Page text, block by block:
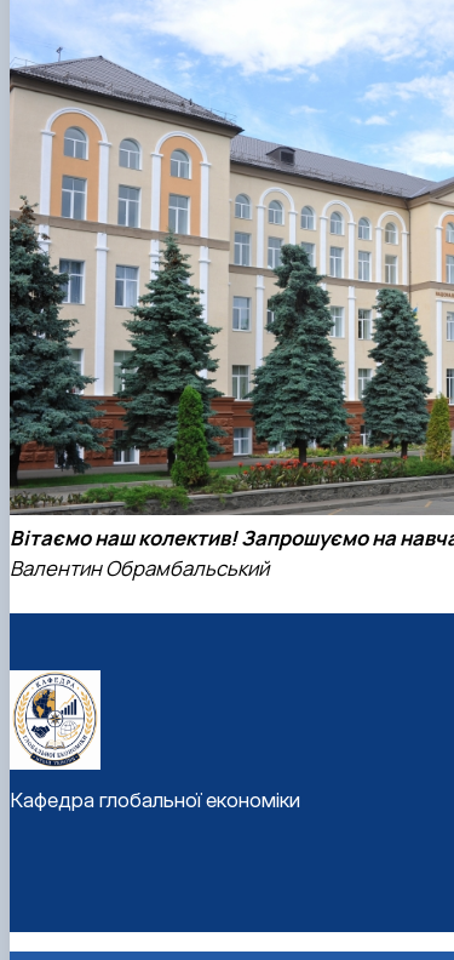
Вітаємо наш колектив! Запрошуємо на
Валентин Обрамбальський
Кафедра глобальної економіки